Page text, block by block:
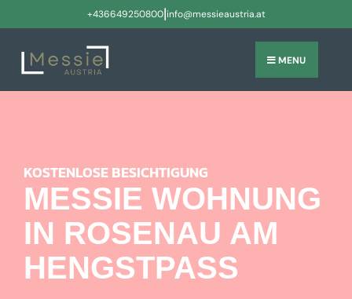
+436649250800|info@messieaustria.at
MENU
KOSTENLOSE BESICHTIGUNG
MESSIE WOHNUNG
IN ROSENAU AM
HENGSTPASS